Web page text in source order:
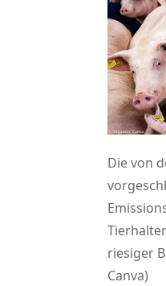
Die von
riesiger
Canva)